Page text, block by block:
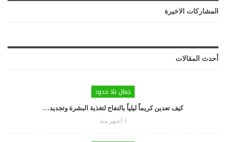
المشاركات الاخيرة
أحدث المقالات
جمال بلا حدود
كيف تعدين كريماً ليلياً بالتفاح لتغذية البشرة وتجديد…
3 أشهر منذ